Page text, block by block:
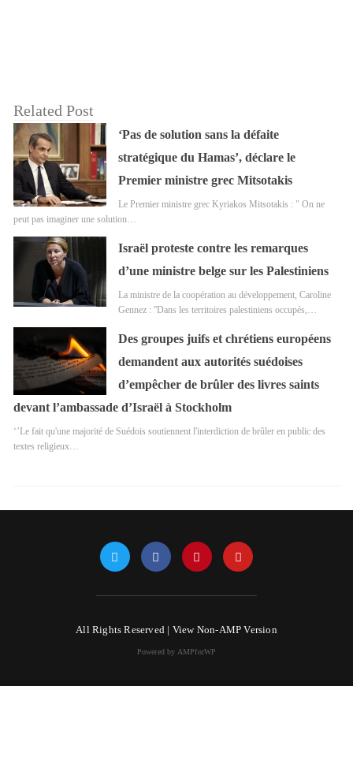
Related Post
‘Pas de solution sans la défaite
stratégique du Hamas’, déclare le
Premier ministre grec Mitsotakis
Le Premier ministre grec Kyriakos Mitsotakis : " On ne
peut pas imaginer une solution…
Israël proteste contre les remarques
d’une ministre belge sur les Palestiniens
La ministre de la coopération au développement, Caroline
Gennez : ''Dans les territoires palestiniens occupés,…
Des groupes juifs et chrétiens européens
demandent aux autorités suédoises
d’empêcher de brûler des livres saints
devant l’ambassade d’Israël à Stockholm
‘’Le fait qu'une majorité de Suédois soutiennent l'interdiction de brûler en public des
textes religieux…
All Rights Reserved | View Non-AMP Version
Powered by AMPforWP